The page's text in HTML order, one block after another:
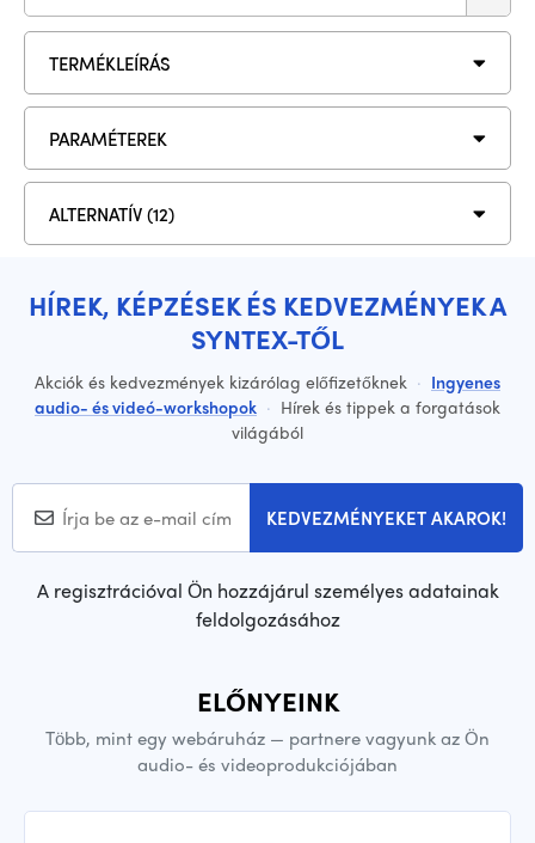
TERMÉKLEÍRÁS
PARAMÉTEREK
ALTERNATÍV (12)
HÍREK, KÉPZÉSEK ÉS KEDVEZMÉNYEK A
SYNTEX-TŐL
Akciók és kedvezmények kizárólag előfizetőknek · Ingyenes
audio- és videó-workshopok · Hírek és tippek a forgatások
világából
KEDVEZMÉNYEKET AKAROK!
A regisztrációval Ön hozzájárul személyes adatainak
feldolgozásához
ELŐNYEINK
Több, mint egy webáruház — partnere vagyunk az Ön
audio- és videoprodukciójában